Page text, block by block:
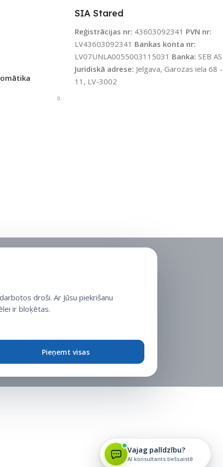
PIEEJAMAIS
PIEEJAMS UZREIZ Nē
UZREIZ PIEEJAMAIS
SIA Stared
Reģistrācijas nr: 43603092341 PVN nr:
LV43603092341 Bankas konta nr:
LV07UNLA0055003115031 Banka: SEB AS
Juridiskā adrese: Jelgava, Garozas iela 68 -
11, LV-3002
Vajag palīdzību?
AI konsultants tiešsaistē
droši. Ar Jūsu piekrišanu
ir bloķētas.
Pieņemt visas